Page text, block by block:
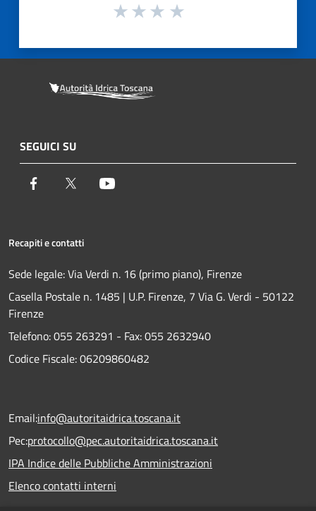
SEGUICI SU
Facebook Twitter
Recapiti e contatti
Sede legale: Via Verdi n. 16 (primo piano), Firenze
Casella Postale n. 1485 | U.P. Firenze, 7 Via G. Verdi - 50122
Firenze
Telefono:055 263291 - Fax:055 2632940
Codice Fiscale: 06209860482
Email:info@autoritaidrica.toscana.it
Pec:protocollo@pec.autoritaidrica.toscana.it
IPA Indice delle Pubbliche Amministrazioni
Elenco contatti interni